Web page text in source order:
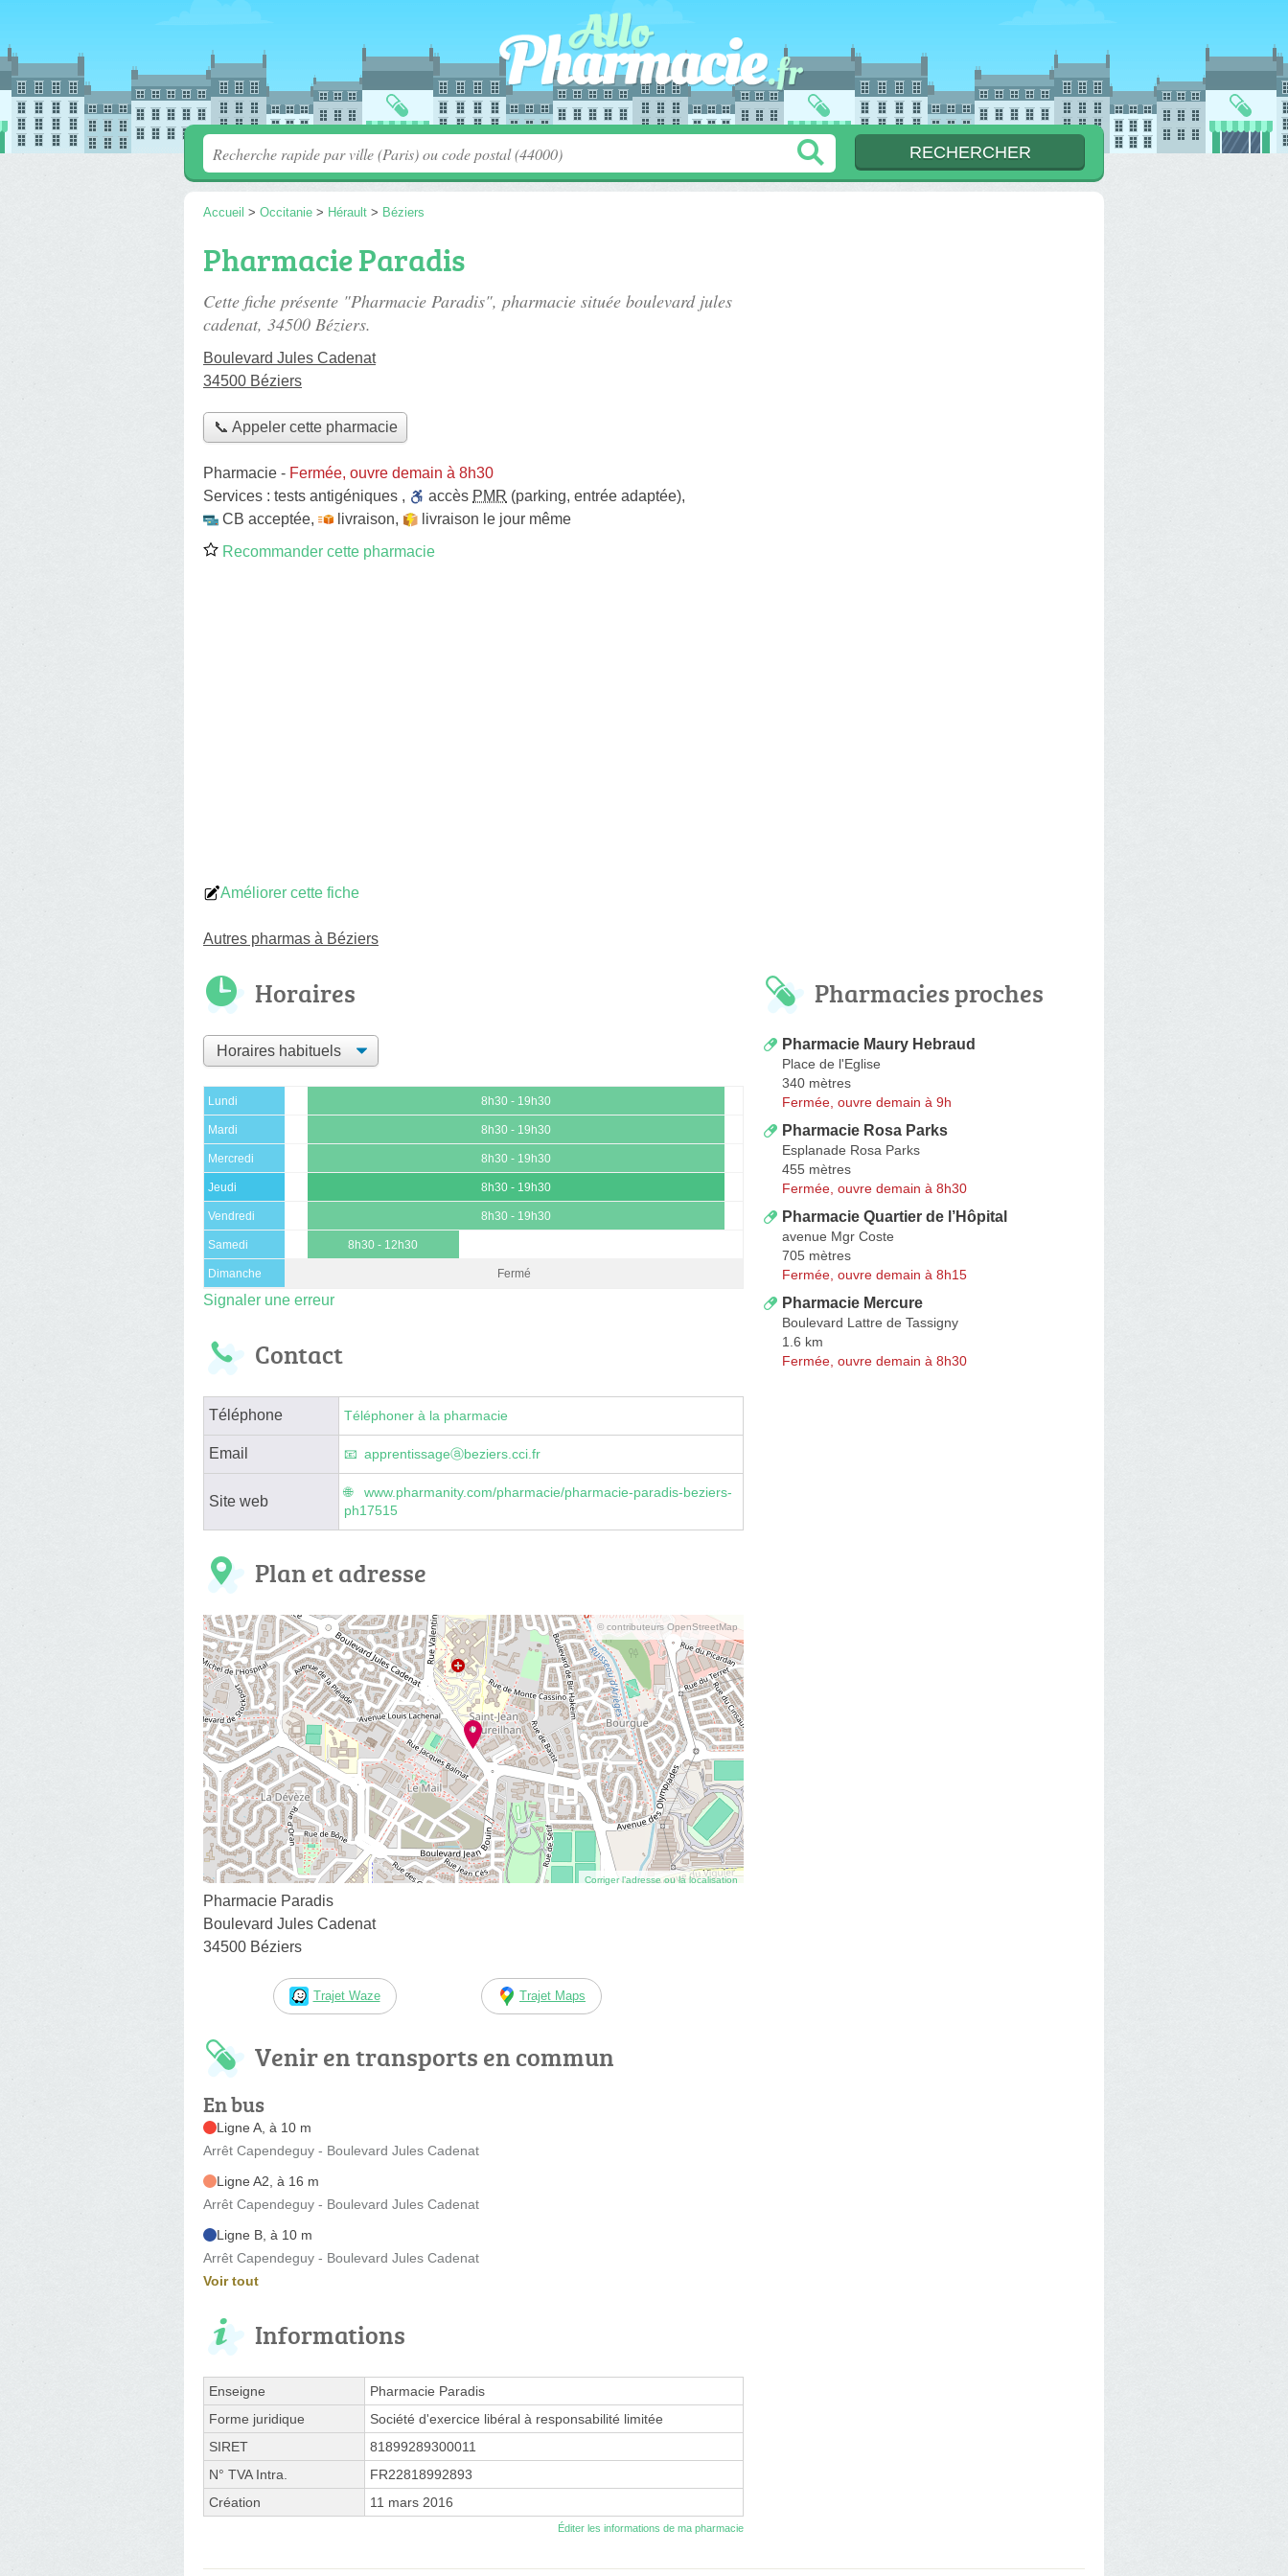
Accueil > Occitanie > Hérault > Béziers
Pharmacie Paradis
Cette fiche présente "Pharmacie Paradis", pharmacie située boulevard jules
cadenat, 34500 Béziers.
Boulevard Jules Cadenat
34500 Béziers
📞 Appeler cette pharmacie
Pharmacie - Fermée, ouvre demain à 8h30
Services : tests antigéniques , accès PMR (parking, entrée adaptée),
CB acceptée, livraison,
livraison le jour même
Recommander cette pharmacie
Améliorer cette fiche
Autres pharmas à Béziers
Horaires
Lundi 8h30 - 19h30
Mardi 8h30 - 19h30
Mercredi 8h30 - 19h30
Jeudi 8h30 - 19h30
Vendredi 8h30 - 19h30
Samedi 8h30 - 12h30
Dimanche Fermé
Signaler une erreur
Contact
Téléphone Téléphoner à la pharmacie
Email apprentissageⓐbeziers.cci.fr
Site web
www.pharmanity.com/pharmacie/pharmacie-paradis-beziers-
ph17515
Plan et adresse
© contributeurs OpenStreetMap
Corriger l’adresse ou la localisation
Pharmacie Paradis
Boulevard Jules Cadenat
34500 Béziers
Trajet Waze Trajet Maps
Venir en transports en commun
En bus
Ligne A, à 10 m
Arrêt Capendeguy - Boulevard Jules Cadenat
Ligne A2, à 16 m
Arrêt Capendeguy - Boulevard Jules Cadenat
Ligne B, à 10 m
Arrêt Capendeguy - Boulevard Jules Cadenat
Voir tout
Informations
Enseigne
Pharmacie Paradis
Forme juridique
Société d'exercice libéral à responsabilité limitée
SIRET
81899289300011
N° TVA Intra.
FR22818992893
Création
11 mars 2016
Éditer les informations de ma pharmacie
Pharmacies proches
Pharmacie Maury Hebraud
Place de l'Eglise
340 mètres
Fermée, ouvre demain à 9h
Pharmacie Rosa Parks
Esplanade Rosa Parks
455 mètres
Fermée, ouvre demain à 8h30
Pharmacie Quartier de l’Hôpital
avenue Mgr Coste
705 mètres
Fermée, ouvre demain à 8h15
Pharmacie Mercure
Boulevard Lattre de Tassigny
1.6 km
Fermée, ouvre demain à 8h30